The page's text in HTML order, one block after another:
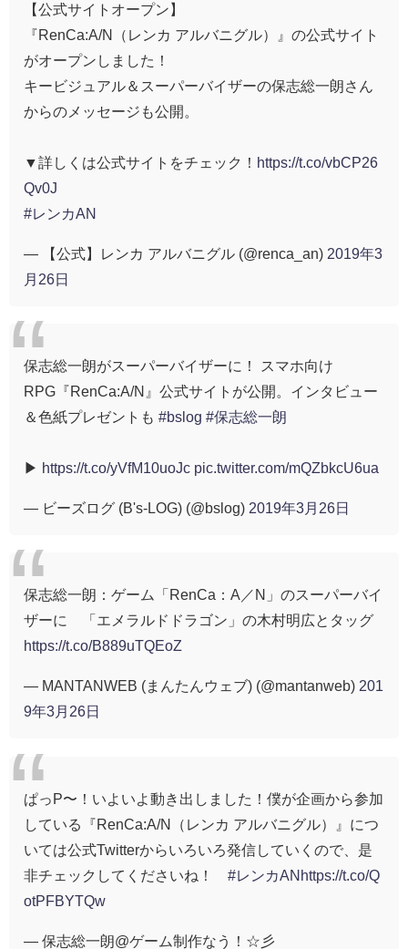
【公式サイトオープン】
『RenCa:A/N（レンカ アルバニグル）』の公式サイト
がオープンしました！
キービジュアル＆スーパーバイザーの保志総一朗さん
からのメッセージも公開。
▼詳しくは公式サイトをチェック！ https://t.co/vbCP26
Qv0J
#レンカAN
— 【公式】レンカ アルバニグル (@renca_an) 2019年3
月26日
保志総一朗がスーパーバイザーに！ スマホ向け
RPG『RenCa:A/N』公式サイトが公開。インタビュー
＆色紙プレゼントも #bslog #保志総一朗
▶ https://t.co/yVfM10uoJc pic.twitter.com/mQZbkcU6ua
— ビーズログ (B's-LOG) (@bslog) 2019年3月26日
保志総一朗：ゲーム「RenCa：A／N」のスーパーバイ
ザーに 「エメラルドドラゴン」の木村明広とタッグ
https://t.co/B889uTQEoZ
— MANTANWEB (まんたんウェブ) (@mantanweb) 201
9年3月26日
ぱっP〜！いよいよ動き出しました！僕が企画から参加
している『RenCa:A/N（レンカ アルバニグル）』につ
いては公式Twitterからいろいろ発信していくので、是
非チェックしてくださいね！ #レンカANhttps://t.co/Q
otPFBYTQw
— 保志総一朗@ゲーム制作なう！☆彡